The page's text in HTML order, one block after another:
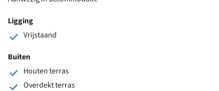
Ligging
Vrijstaand
Buiten
Houten terras
Overdekt terras